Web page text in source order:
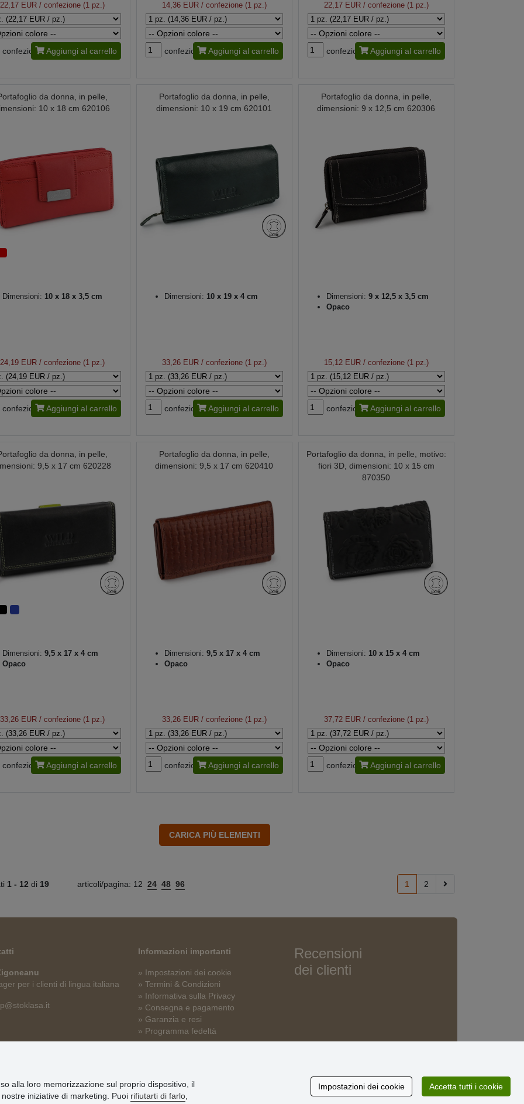
22,17 EUR/ confezione (1 pz.)
confezione Aggiungi al carrello
14,36 EUR/ confezione (1 pz.)
confezione Aggiungi al carrello
22,17 EUR/ confezione (1 pz.)
confezione Aggiungi al carrello
da donna, in pelle,
10 x 18 cm 620106
Dimensioni: 10 x 18 x 3,5 cm
24,19 EUR/ confezione (1 pz.)
confezione Aggiungi al carrello
Portafoglio da donna, in pelle,
dimensioni: 10 x 19 cm 620101
Dimensioni: 10 x 19 x 4 cm
33,26 EUR/ confezione (1 pz.)
confezione Aggiungi al carrello
Portafoglio da donna, in pelle,
dimensioni: 9 x 12,5 cm 620306
Dimensioni: 9 x 12,5 x 3,5 cm
Opaco
15,12 EUR/ confezione (1 pz.)
confezione Aggiungi al carrello
da donna, in pelle,
9,5 x 17 cm 620228
Dimensioni: 9,5 x 17 x 4 cm
Opaco
33,26 EUR/ confezione (1 pz.)
confezione Aggiungi al carrello
Portafoglio da donna, in pelle,
dimensioni: 9,5 x 17 cm 620410
Dimensioni: 9,5 x 17 x 4 cm
Opaco
33,26 EUR/ confezione (1 pz.)
confezione Aggiungi al carrello
Portafoglio da donna, in pelle, motivo:
fiori 3D, dimensioni: 10 x 15 cm
870350
Dimensioni: 10 x 15 x 4 cm
Opaco
37,72 EUR/ confezione (1 pz.)
confezione Aggiungi al carrello
1 - 12 di 19 articoli/pagina: 12 24 48 96 1 2
per i clienti di lingua italiana
Informazioni importanti
» Impostazioni dei cookie
» Termini & Condizioni
» Informativa sulla Privacy
» Consegna e pagamento
» Garanzia e resi
» Programma fedeltà
Recensioni
dei clienti
alla loro memorizzazione sul proprio dispositivo, il
iniziative di marketing. Puoi rifiutarti di farlo
Impostazioni dei cookie Accetta tutti i cookie